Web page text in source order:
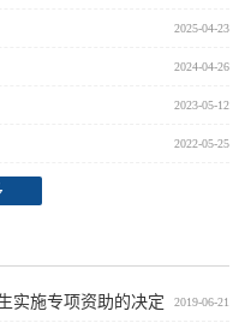
2025-04-23
2024-04-26
2023-05-12
2022-05-25
2019-06-21
实施专项资助的决定